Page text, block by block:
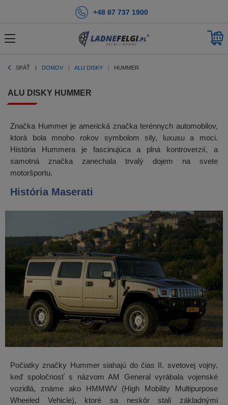
+48 87 737 1900
SPÄŤ DOMOV ALU DISKY HUMMER
ALU DISKY HUMMER
Značka Hummer je americká značka terénnych automobilov,
ktorá bola mnoho rokov symbolom sily, luxusu a moci.
História Hummera je fascinujúca a plná kontroverzií, a
samotná značka zanechala trvalý dojem na svete
motoršportu.
História Maserati
Počiatky značky Hummer siahajú do čias II. svetovej vojny,
keď spoločnosť s názvom AM General vyrábala vojenské
vozidlá, známe ako HMMWV (High Mobility Multipurpose
Wheeled Vehicle), ktoré sa neskôr stali základnými